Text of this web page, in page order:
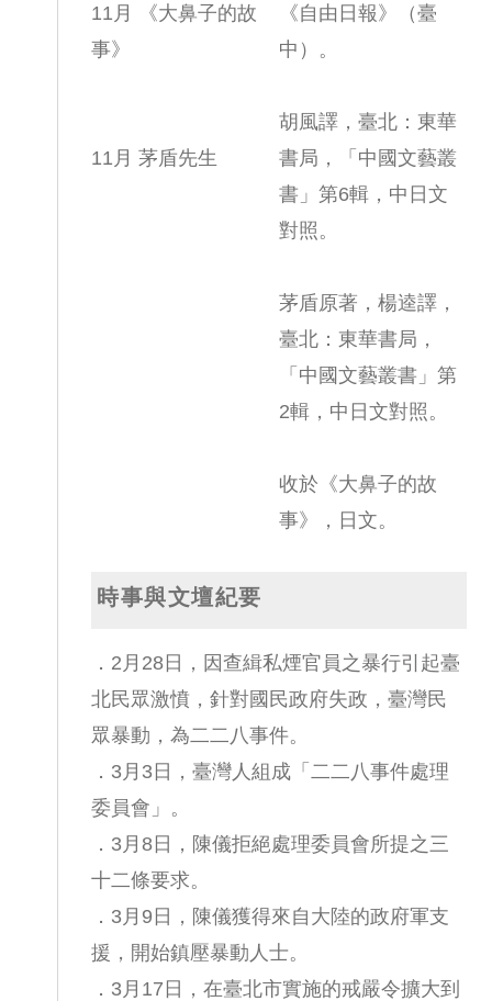
11月 《大鼻子的故
事》
11月 茅盾先生
《自由日報》（臺
中）。
胡風譯，臺北：東華
書局，「中國文藝叢
書」第6輯，中日文
對照。
茅盾原著，楊逵譯，
臺北：東華書局，
「中國文藝叢書」第
2輯，中日文對照。
收於《大鼻子的故
事》，日文。
時事與文壇紀要
．2月28日，因查緝私煙官員之暴行引起臺
北民眾激憤，針對國民政府失政，臺灣民
眾暴動，為二二八事件。
．3月3日，臺灣人組成「二二八事件處理
委員會」。
．3月8日，陳儀拒絕處理委員會所提之三
十二條要求。
．3月9日，陳儀獲得來自大陸的政府軍支
援，開始鎮壓暴動人士。
．3月17日，在臺北市實施的戒嚴令擴大到